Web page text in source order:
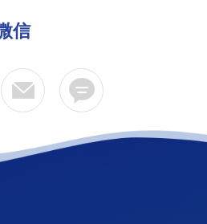
信